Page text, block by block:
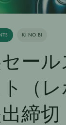
KI NO BI
ール
（レ
締切